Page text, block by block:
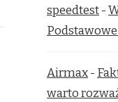
speedtest-
Airmax-
warto